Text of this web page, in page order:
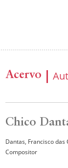
Acervo
Chico
Dantas, Francisco das
Compositor